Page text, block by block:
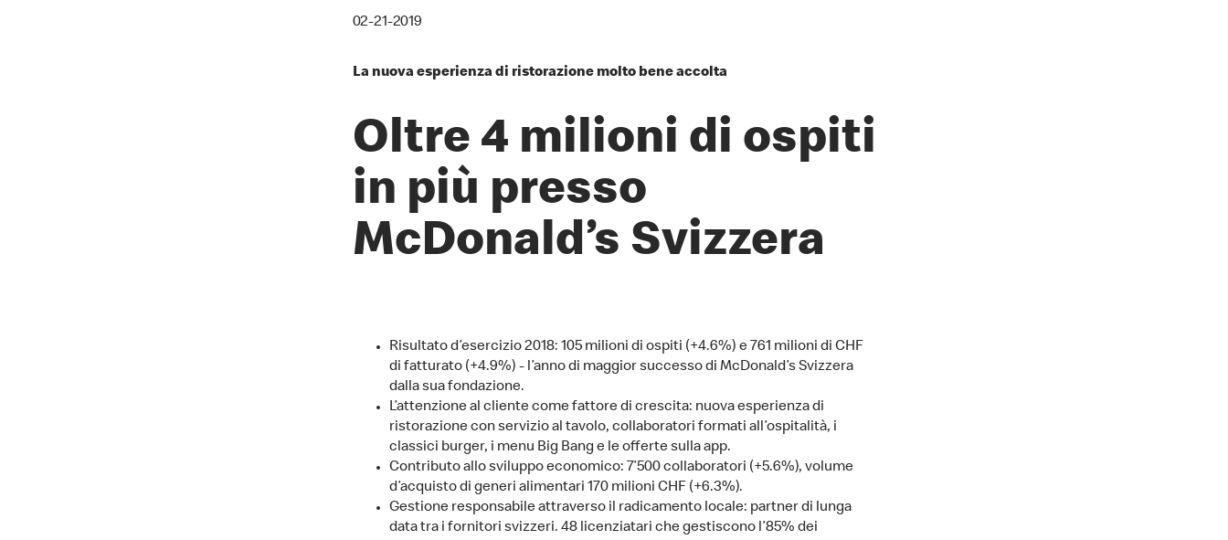
02-21-2019
La nuova esperienza di ristorazione molto bene accolta
Oltre 4 milioni di ospiti
in più presso
McDonald’s Svizzera
Risultato d’esercizio 2018: 105 milioni di ospiti (+4.6%) e 761 milioni di CHF
di fatturato (+4.9%) - l’anno di maggior successo di McDonald’s Svizzera
dalla sua fondazione.
L’attenzione al cliente come fattore di crescita: nuova esperienza di
ristorazione con servizio al tavolo, collaboratori formati all’ospitalità, i
classici burger, i menu Big Bang e le offerte sulla app.
Contributo allo sviluppo economico: 7’500 collaboratori (+5.6%), volume
d’acquisto di generi alimentari 170 milioni CHF (+6.3%).
Gestione responsabile attraverso il radicamento locale: partner di lunga
data tra i fornitori svizzeri. 48 licenziatari che gestiscono l’85% dei